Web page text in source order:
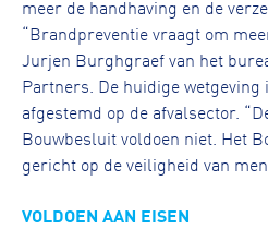
meer de handhaving en de
“Brandpreventie vraagt om
Jurjen Burghgraef van het
Partners. De huidige
afgestemd op de afvalsector.
Bouwbesluit voldoen niet. Het
gericht op de veiligheid van
VOLDOEN AAN EISEN